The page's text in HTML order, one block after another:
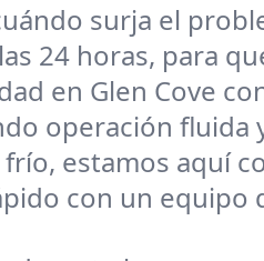
surja el
24 horas, para
en Glen Cove
operación fluida
estamos aquí
con un